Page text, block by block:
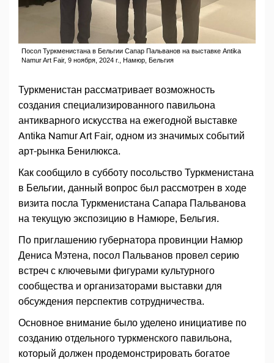
Посол Туркменистана в Бельгии Сапар Пальванов на выставке Antika
Namur Art Fair, 9 ноября, 2024 г., Намюр, Бельгия
Туркменистан рассматривает возможность
создания специализированного павильона
антикварного искусства на ежегодной выставке
Antika Namur Art Fair, одном из значимых событий
арт-рынка Бенилюкса.
Как сообщило в субботу посольство Туркменистана
в Бельгии, данный вопрос был рассмотрен в ходе
визита посла Туркменистана Сапара Пальванова
на текущую экспозицию в Намюре, Бельгия.
По приглашению губернатора провинции Намюр
Дениса Мэтена, посол Пальванов провел серию
встреч с ключевыми фигурами культурного
сообщества и организаторами выставки для
обсуждения перспектив сотрудничества.
Основное внимание было уделено инициативе по
созданию отдельного туркменского павильона,
который должен продемонстрировать богатое